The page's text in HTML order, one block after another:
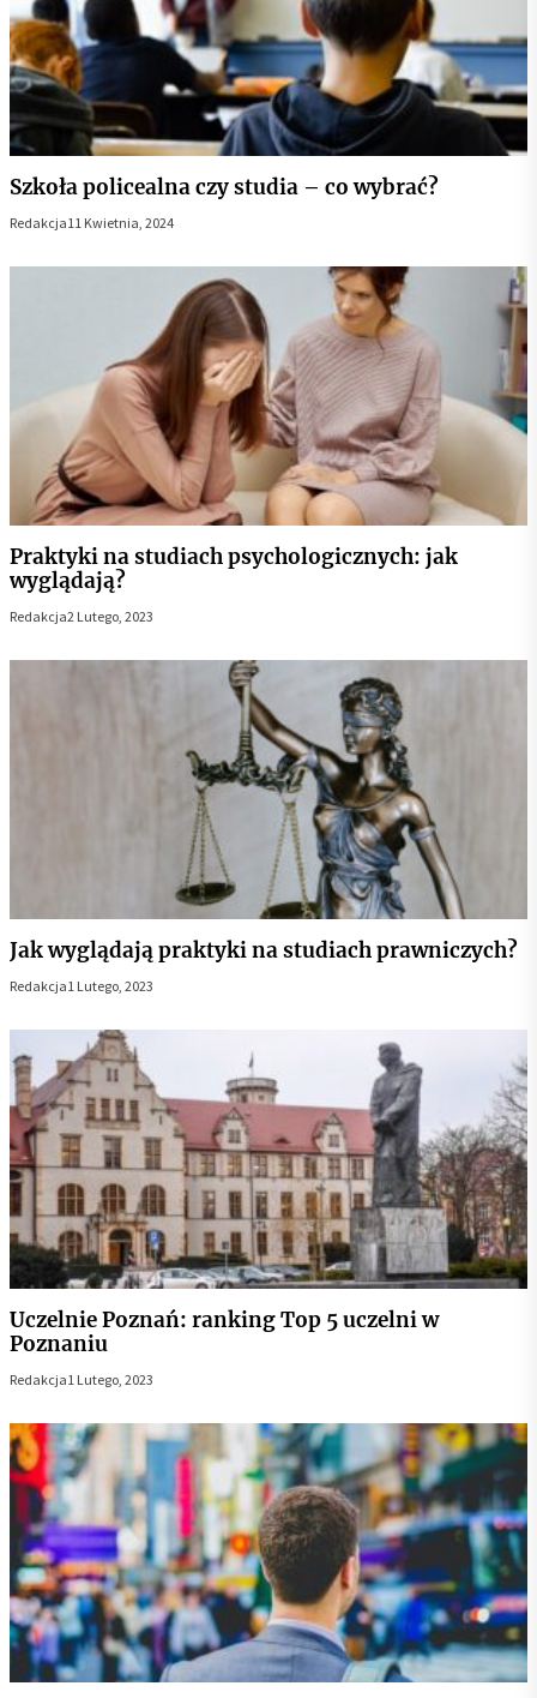
Szkoła policealna czy studia – co wybrać?
Redakcja11 Kwietnia, 2024
Praktyki na studiach psychologicznych: jak
wyglądają?
Redakcja2 Lutego, 2023
Jak wyglądają praktyki na studiach prawniczych?
Redakcja1 Lutego, 2023
Uczelnie Poznań: ranking Top 5 uczelni w
Poznaniu
Redakcja1 Lutego, 2023